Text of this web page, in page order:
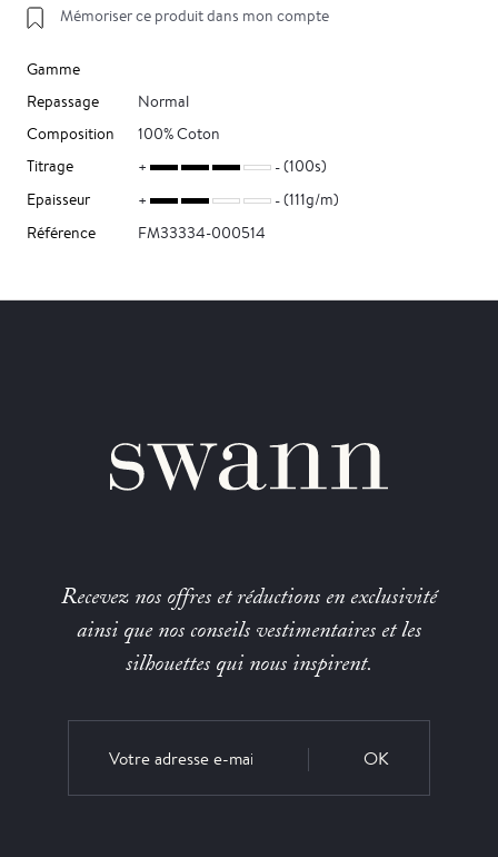
Mémoriser ce produit dans mon compte
Gamme
Repassage
Normal
Composition
100% Coton
Titrage
(100s)
Epaisseur
(111g/m)
Référence
FM33334-000514
Recevez nos offres et réductions en exclusivité
ainsi que nos conseils vestimentaires et les
silhouettes qui nous inspirent.
OK